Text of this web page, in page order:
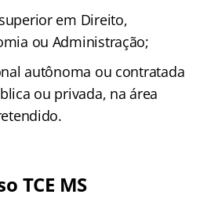
em Direito,
ou Administração;
autônoma ou contratada
ou privada, na área
TCE MS